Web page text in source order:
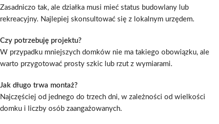
Zasadniczo tak, ale działka musi mieć status budowlany lub
rekreacyjny. Najlepiej skonsultować się z lokalnym urzędem.
Czy potrzebuję projektu?
W przypadku mniejszych domków nie ma takiego obowiązku, ale
warto przygotować prosty szkic lub rzut z wymiarami.
Jak długo trwa montaż?
Najczęściej od jednego do trzech dni, w zależności od wielkości
domku i liczby osób zaangażowanych.